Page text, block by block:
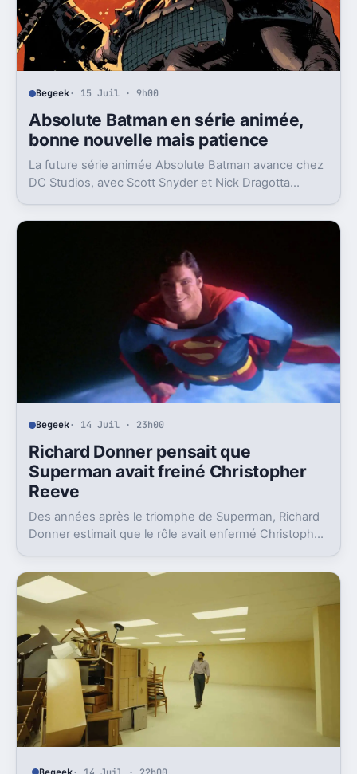
Begeek· 15 Juil · 9h00
Absolute Batman en série animée,
bonne nouvelle mais patience
La future série animée Absolute Batman avance chez
DC Studios, avec Scott Snyder et Nick Dragotta
demain.
Begeek· 14 Juil · 23h00
Richard Donner pensait que
Superman avait freiné Christopher
Reeve
Des années après le triomphe de Superman, Richard
Donner estimait que le rôle avait enfermé Christopher
sortir.